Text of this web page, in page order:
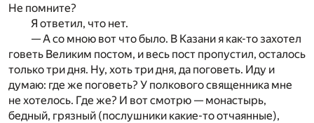
Не помните?
Я ответил, что нет.
— А со мною вот что было. В Казани я как-то захотел
говеть Великим постом, и весь пост пропустил, осталось
только три дня. Ну, хоть три дня, да поговеть. Иду и
думаю: где же поговеть? У полкового священника мне
не хотелось. Где же? И вот смотрю — монастырь,
бедный, грязный (послушники какие-то отчаянные),